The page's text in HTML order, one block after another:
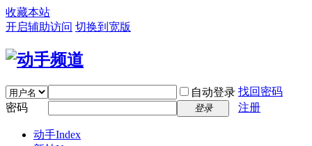
收藏本站
开启辅助访问 切换到宽版
自动登录 找回密码
密码
登录 注册
动手Index